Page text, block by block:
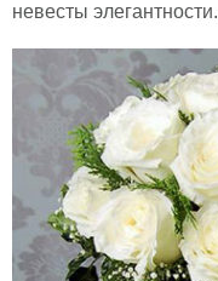
невесты элегантности.